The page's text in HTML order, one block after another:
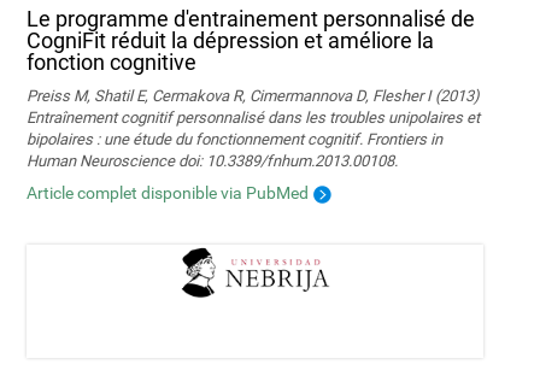
Le programme d'entrainement personnalisé de
CogniFit réduit la dépression et améliore la
fonction cognitive
Preiss M, Shatil E, Cermakova R, Cimermannova D, Flesher I (2013)
Entraînement cognitif personnalisé dans les troubles unipolaires et
bipolaires : une étude du fonctionnement cognitif. Frontiers in
Human Neuroscience doi: 10.3389/fnhum.2013.00108.
Article complet disponible via PubMed